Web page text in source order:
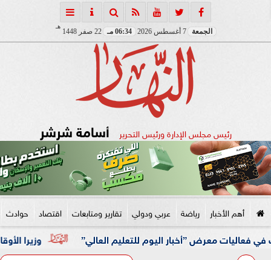
الجمعة 7 أغسطس 2026 06:34 مـ 22 صفر 1448
هـ
رئيس مجلس الإدارة ورئيس التحرير أسامة شرشر
أهم الأخبار رياضة عربي ودولي تقارير ومتابعات اقتصاد حوادث
وزيرا الأوقاف ”أخبار اليوم للتعليم العالي”